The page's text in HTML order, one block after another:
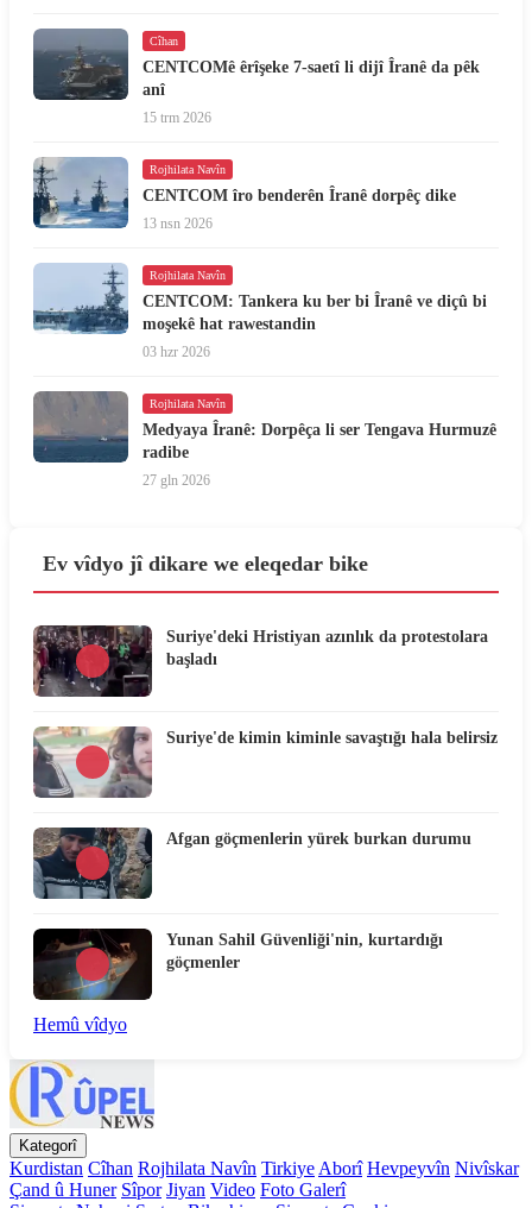
Cîhan
CENTCOMê êrîşeke 7-saetî li dijî Îranê da pêk
anî
15 trm 2026
Rojhilata Navîn
CENTCOM îro benderên Îranê dorpêç dike
13 nsn 2026
Rojhilata Navîn
CENTCOM: Tankera ku ber bi Îranê ve diçû bi
moşekê hat rawestandin
03 hzr 2026
Rojhilata Navîn
Medyaya Îranê: Dorpêça li ser Tengava Hurmuzê
radibe
27 gln 2026
Ev vîdyo jî dikare we eleqedar bike
Suriye'deki Hristiyan azınlık da protestolara
başladı
Suriye'de kimin kiminle savaştığı hala belirsiz
Afgan göçmenlerin yürek burkan durumu
Yunan Sahil Güvenliği'nin, kurtardığı
göçmenler
Hemû vîdyo
Kategorî
Kurdistan Cîhan Rojhilata Navîn TirkiyeAborî Hevpeyvîn Nivîskar
Çand û Huner Sîpor Jiyan Video Foto Galerî